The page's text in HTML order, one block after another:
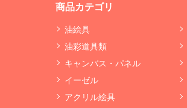
商品カテゴリ
油絵具
油彩道具類
キャンバス・パネル
イーゼル
アクリル絵具